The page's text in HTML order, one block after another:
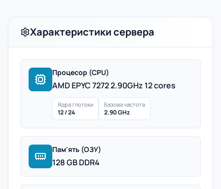
Характеристики сервера
Процесор (CPU)
AMD EPYC 7272 2.90GHz 12 cores
Ядра / потоки
12 / 24
Базова частота
2.90 GHz
Пам'ять (ОЗУ)
128 GB DDR4